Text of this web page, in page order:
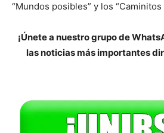
“Mundos posibles” y los “Caminitos
¡Únete a nuestro grupo de
las noticias más importantes